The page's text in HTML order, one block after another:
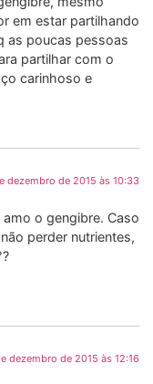
em estar partilhando
as poucas pessoas
partilhar com o
carinhoso e
dezembro de 2015 às 10:33
o gengibre. Caso
perder nutrientes,
dezembro de 2015 às 12:16